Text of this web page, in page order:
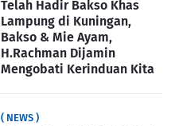
Telah Hadir Bakso Khas
Lampung di Kuningan,
Bakso & Mie Ayam,
H.Rachman Dijamin
Mengobati Kerinduan Kita
( NEWS )